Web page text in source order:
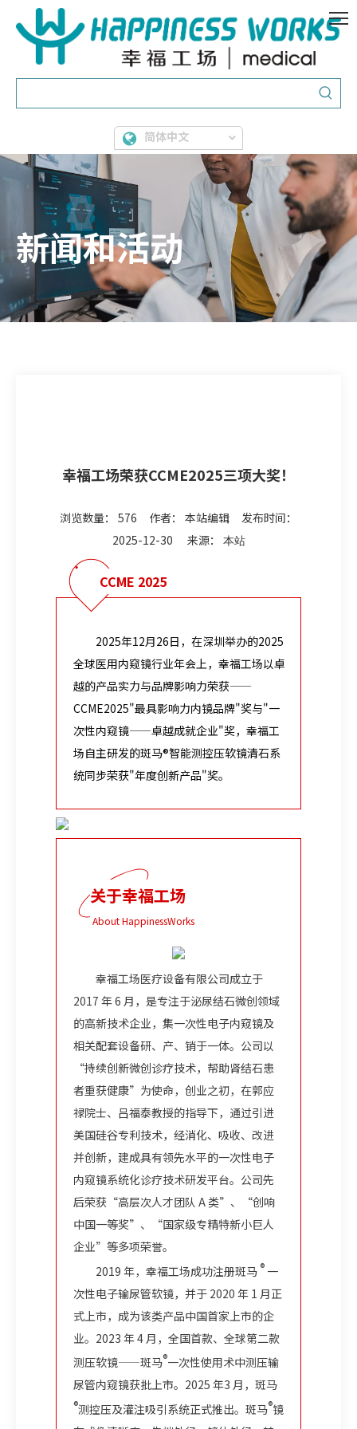
简体中文
新闻和活动
幸福工场荣获CCME2025三项大奖！
浏览数量： 576 作者： 本站编辑 发布时间：
2025-12-30 来源： 本站
CCME 2025
2025年12月26日，在深圳举办的2025
全球医用内窥镜行业年会上，幸福工场以卓
越的产品实力与品牌影响力荣获——
CCME2025"最具影响力内镜品牌"奖与"一
次性内窥镜——卓越成就企业"奖，幸福工
场自主研发的斑马®智能测控压软镜清石系
统同步荣获"年度创新产品"奖。
关于幸福工场
About HappinessWorks
幸福工场医疗设备有限公司成立于
2017 年 6 月，是专注于泌尿结石微创领域
的高新技术企业，集一次性电子内窥镜及
相关配套设备研、产、销于一体。公司以
“持续创新微创诊疗技术，帮助肾结石患
者重获健康”为使命，创业之初，在郭应
禄院士、吕福泰教授的指导下，通过引进
美国硅谷专利技术，经消化、吸收、改进
并创新，建成具有领先水平的一次性电子
内窥镜系统化诊疗技术研发平台。公司先
后荣获“高层次人才团队 A 类”、“创响
中国一等奖”、“国家级专精特新小巨人
企业”等多项荣誉。
2019 年，幸福工场成功注册斑马 ® 一
次性电子输尿管软镜，并于 2020 年 1 月正
式上市，成为该类产品中国首家上市的企
业。2023 年 4 月，全国首款、全球第二款
测压软镜——斑马®一次性使用术中测压输
尿管内窥镜获批上市。2025 年3 月，斑马
®测控压及灌注吸引系统正式推出。斑马®镜